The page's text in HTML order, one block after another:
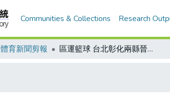
Communities & Collections Research
體育新聞剪報 區運籃球 台北彰化兩縣晉級大戰 男籃演出鐵公雞/女籃這一仗 緊張有餘精彩不足 彰化縣一分力克台北市